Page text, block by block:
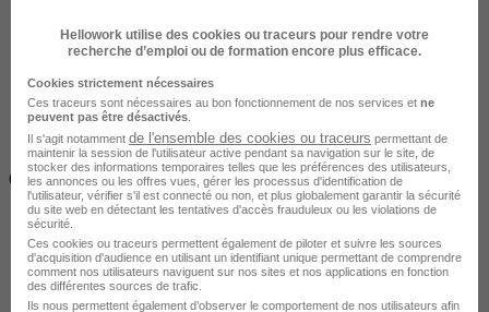
Inférieur à 2 jours
(14h)
Hellowork utilise des cookies ou traceurs pour rendre votre
recherche d’emploi ou de formation encore plus efficace.
Cookies strictement nécessaires
Ces traceurs sont nécessaires au bon fonctionnement de nos services et ne
peuvent pas être désactivés
Il s'agit notamment de l'ensemble des cookies ou traceurs permettant de
maintenir la session de l'utilisateur active pendant sa navigation sur le site, de
stocker des informations temporaires telles que les préférences des utilisateurs,
les annonces ou les offres vues, gérer les processus d'identification de
l'utilisateur, vérifier s'il est connecté ou non, et plus globalement garantir la sécurité
du site web en détectant les tentatives d'accès frauduleux ou les violations de
sécurité.
Ces cookies ou traceurs permettent également de piloter et suivre les sources
d'acquisition d'audience en utilisant un identifiant unique permettant de comprendre
comment nos utilisateurs naviguent sur nos sites et nos applications en fonction
des différentes sources de trafic.
Ils nous permettent également d’observer le comportement de nos utilisateurs afin